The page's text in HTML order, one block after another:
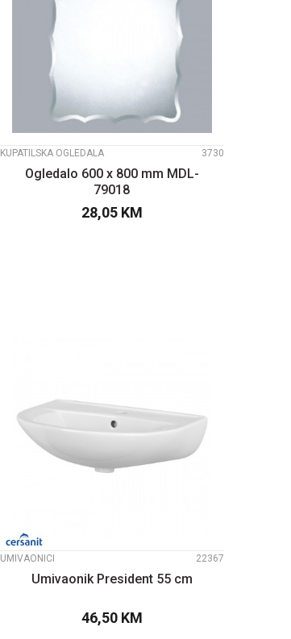
KUPATILSKA OGLEDALA 3730
Ogledalo 600 x 800 mm MDL-
79018
28,05 KM
UMIVAONICI 22367
Umivaonik President 55 cm
46,50 KM